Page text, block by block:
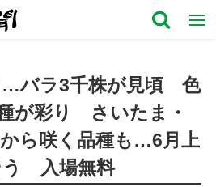
…バラ3千株が見頃 色
が彩り さいたま・
ら咲く品種も…6月上
う 入場無料